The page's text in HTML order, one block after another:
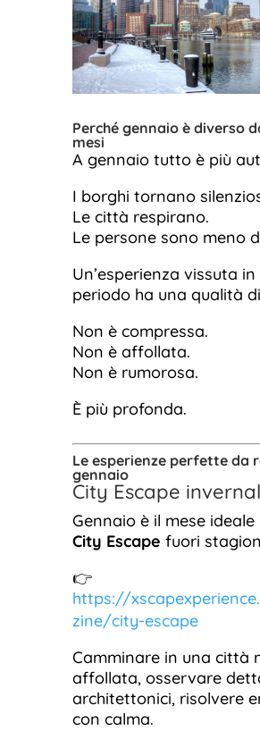
Perché gennaio è diverso
mesi
A gennaio tutto è più
I borghi tornano
Le città respirano.
Le persone sono meno
Un’esperienza vissuta
periodo ha una qualità
Non è compressa.
Non è affollata.
Non è rumorosa.
È più profonda.
Le esperienze perfette da
gennaio
City Escape
Gennaio è il mese
City Escape fuori
👉
https://
zine/city-escape
Camminare in una città
affollata, osservare
architettonici, risolvere
con calma.